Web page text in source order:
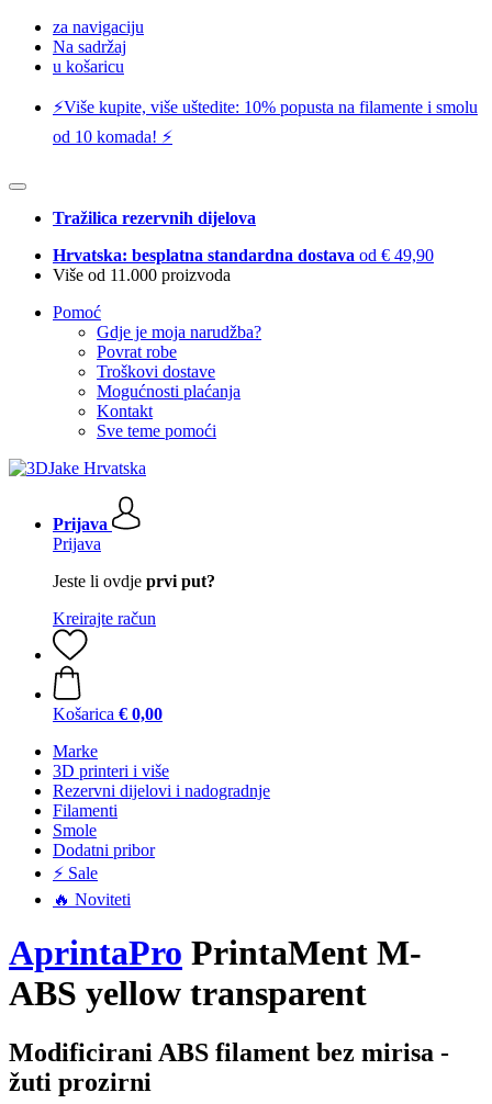
za navigaciju
Na sadržaj
u košaricu
⚡️Više kupite, više uštedite: 10% popusta na filamente i smolu
od 10 komada! ⚡️
Tražilica rezervnih dijelova
Hrvatska: besplatna standardna dostava od € 49,90
Više od 11.000 proizvoda
Pomoć
Gdje je moja narudžba?
Povrat robe
Troškovi dostave
Mogućnosti plaćanja
Kontakt
Sve teme pomoći
Prijava
Prijava
Jeste li ovdje prvi put?
Kreirajte račun
Košarica € 0,00
Marke
3D printeri i više
Rezervni dijelovi i nadogradnje
Filamenti
Smole
Dodatni pribor
⚡ Sale
🔥 Noviteti
AprintaPro PrintaMent M-
ABS yellow transparent
Modificirani ABS filament bez mirisa -
žuti prozirni